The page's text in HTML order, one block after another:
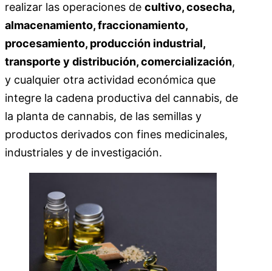
realizar las operaciones de cultivo, cosecha,
almacenamiento, fraccionamiento,
procesamiento, producción industrial,
transporte y distribución, comercialización,
y cualquier otra actividad económica que
integre la cadena productiva del cannabis, de
la planta de cannabis, de las semillas y
productos derivados con fines medicinales,
industriales y de investigación.